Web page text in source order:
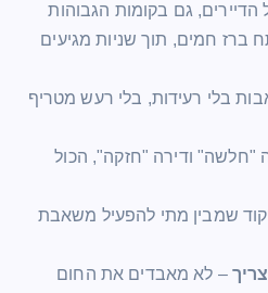
הדיירים, גם בקומות הגבוהות
ברז חמים, תוך שניות מגיעים
בלי רעידות, בלי רעש מטריף
"חלשה" ודירה "חזקה", הכול
שמבין מתי להפעיל משאבת
– לא מאבדים את החום